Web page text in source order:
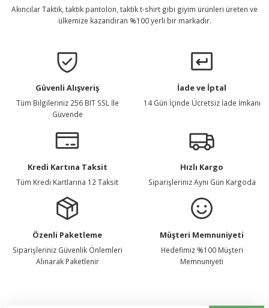
Akıncılar Taktik, taktik pantolon, taktik t-shirt gibi giyim ürünleri üreten ve
ülkemize kazandıran %100 yerli bir markadır.
Güvenli Alışveriş
Tüm Bilgileriniz 256 BIT SSL İle
Güvende
İade ve İptal
14 Gün İçinde Ücretsiz İade İmkanı
Kredi Kartına Taksit
Tüm Kredi Kartlarına 12 Taksit
Hızlı Kargo
Siparişleriniz Aynı Gün Kargoda
Özenli Paketleme
Siparişleriniz Güvenlik Önlemleri
Alınarak Paketlenir
Müşteri Memnuniyeti
Hedefimiz %100 Müşteri
Memnuniyeti